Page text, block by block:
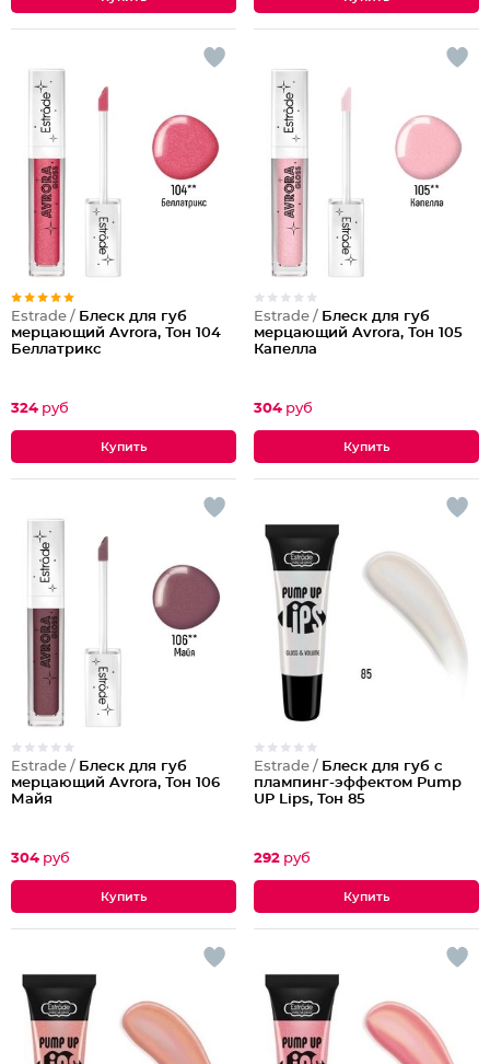
Estrade / Блеск для губ
мерцающий Avrora, Тон 104
Беллатрикс
324 руб
Estrade / Блеск для губ
мерцающий Avrora, Тон 105
Капелла
304 руб
Estrade / Блеск для губ
мерцающий Avrora, Тон 106
Майя
304 руб
Estrade / Блеск для губ с
плампинг-эффектом Pump
UP Lips, Тон 85
292 руб